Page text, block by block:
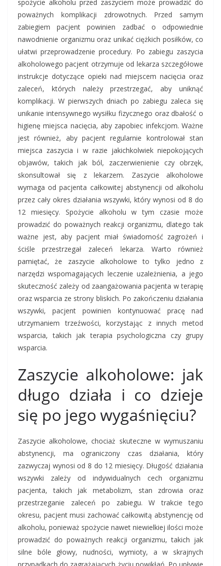
spożycie alkoholu przed zaszyciem może prowadzić do
poważnych komplikacji zdrowotnych. Przed samym
zabiegiem pacjent powinien zadbać o odpowiednie
nawodnienie organizmu oraz unikać ciężkich posiłków, co
ułatwi przeprowadzenie procedury. Po zabiegu zaszycia
alkoholowego pacjent otrzymuje od lekarza szczegółowe
instrukcje dotyczące opieki nad miejscem nacięcia oraz
zaleceń, których należy przestrzegać, aby uniknąć
komplikacji. W pierwszych dniach po zabiegu zaleca się
unikanie intensywnego wysiłku fizycznego oraz dbałość o
higienę miejsca nacięcia, aby zapobiec infekcjom. Ważne
jest również, aby pacjent regularnie kontrolował stan
miejsca zaszycia i w razie jakichkolwiek niepokojących
objawów, takich jak ból, zaczerwienienie czy obrzęk,
skonsultował się z lekarzem. Zaszycie alkoholowe
wymaga od pacjenta całkowitej abstynencji od alkoholu
przez cały okres działania wszywki, który wynosi od 8 do
12 miesięcy. Spożycie alkoholu w tym czasie może
prowadzić do poważnych reakcji organizmu, dlatego tak
ważne jest, aby pacjent miał świadomość zagrożeń i
ściśle przestrzegał zaleceń lekarza. Warto również
pamiętać, że zaszycie alkoholowe to tylko jedno z
narzędzi wspomagających leczenie uzależnienia, a jego
skuteczność zależy od zaangażowania pacjenta w terapię
oraz wsparcia ze strony bliskich. Po zakończeniu działania
wszywki, pacjent powinien kontynuować pracę nad
utrzymaniem trzeźwości, korzystając z innych metod
wsparcia, takich jak terapia psychologiczna czy grupy
wsparcia.
Zaszycie alkoholowe: jak
długo działa i co dzieje
się po jego wygaśnięciu?
Zaszycie alkoholowe, chociaż skuteczne w wymuszaniu
abstynencji, ma ograniczony czas działania, który
zazwyczaj wynosi od 8 do 12 miesięcy. Długość działania
wszywki zależy od indywidualnych cech organizmu
pacjenta, takich jak metabolizm, stan zdrowia oraz
przestrzeganie zaleceń po zabiegu. W trakcie tego
okresu, pacjent musi zachować całkowitą abstynencję od
alkoholu, ponieważ spożycie nawet niewielkiej ilości może
prowadzić do poważnych reakcji organizmu, takich jak
silne bóle głowy, nudności, wymioty, a w skrajnych
przypadkach do zagrażających życiu powikłań. Po upływie